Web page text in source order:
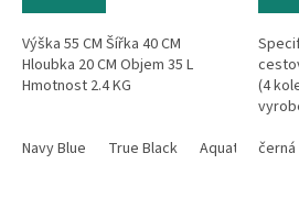
Výška 55 CM Šířka 40 CM
Hloubka 20 CM Objem 35 L
Hmotnost 2.4 KG
Navy Blue True Black Aquatic Awe
(4
20
černá